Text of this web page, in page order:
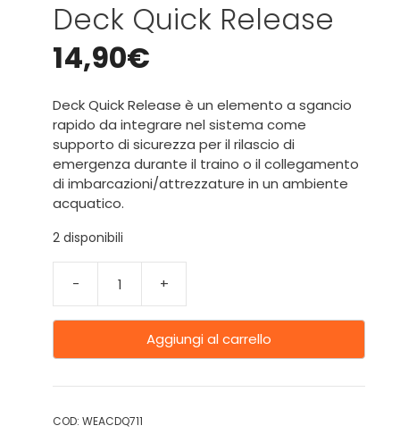
Deck Quick Release
14,90€
Deck Quick Release è un elemento a sgancio
rapido da integrare nel sistema come
supporto di sicurezza per il rilascio di
emergenza durante il traino o il collegamento
di imbarcazioni/attrezzature in un ambiente
acquatico.
2 disponibili
- +
Aggiungi al carrello
COD: WEACDQ711